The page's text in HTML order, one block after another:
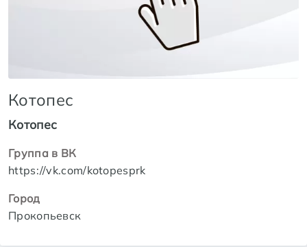
Котопес
Котопес
Группа в ВК
https://vk.com/kotopesprk
Город
Прокопьевск